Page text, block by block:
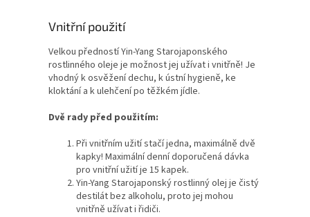
Vnitřní použití
Velkou předností Yin-Yang Starojaponského
rostlinného oleje je možnost jej užívat i vnitřně! Je
vhodný k osvěžení dechu, k ústní hygieně, ke
kloktání a k ulehčení po těžkém jídle.
Dvě rady před použitím:
Při vnitřním užití stačí jedna, maximálně dvě
kapky! Maximální denní doporučená dávka
pro vnitřní užití je 15 kapek.
Yin-Yang Starojaponský rostlinný olej je čistý
destilát bez alkoholu, proto jej mohou
vnitřně užívat i řidiči.